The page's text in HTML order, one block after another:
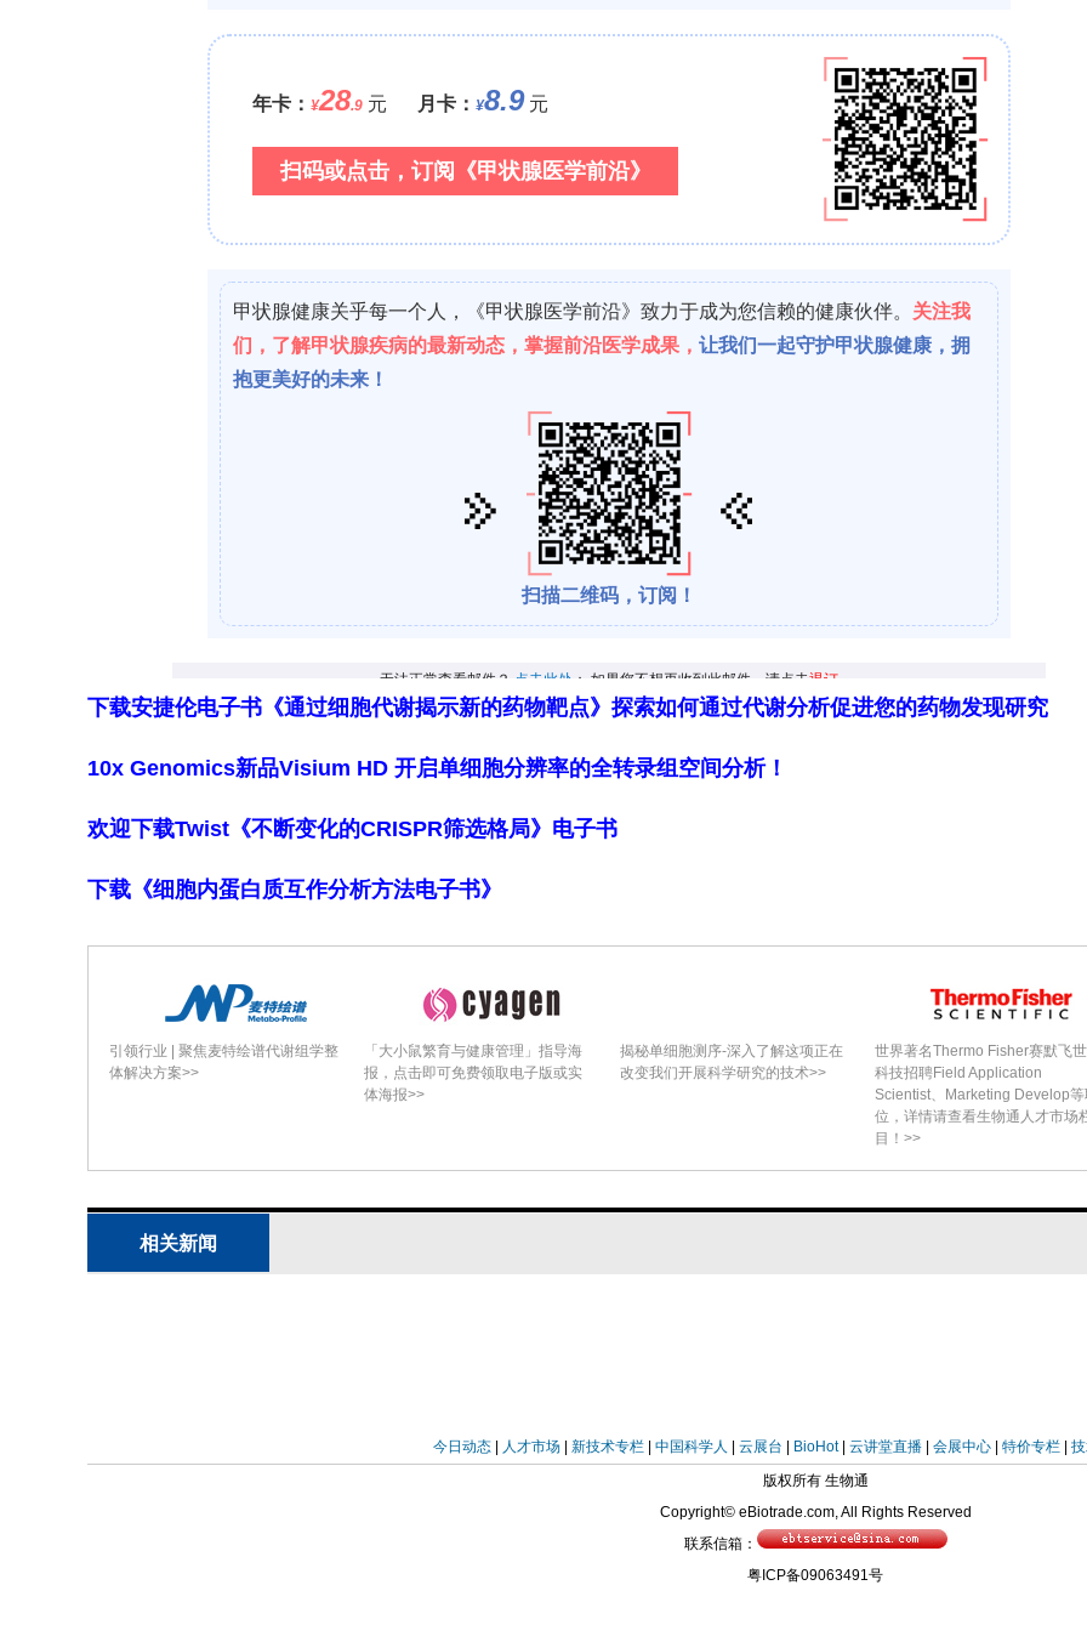
0.96）。扁桃体大小与OAHI降幅呈弱相关（R = 0.11, p = 0.035），腺样体大小无显著相关性。
3.2. Changes in PSG parameters in children operated with tonsillotomy（扁桃体
部分切除术患儿PSG参数变化）
TT组26例术后OAHI由中位23.1 h?1（IQR 6.3–45.2）降至1.8 h ?1（IQR 0.2–8.5）（p <
0.0001），35%达OAHI < 1 h 。TT组与TE组各PSG参数变化幅度无统计学差异
（OAHI降幅p = 0.45；ODI≥3OAH降幅p = 0.34；WOB降幅p = 0.18），仅REM期OAHI改善TT组大于TE
（p = 0.03），研究者认为可能受TE组样本量小影响而无明确临床意义。
3.3. Changes in the treatment of OSA after surgery（术后OSA治疗方式的变化）
术前15例(45%)使用无创通气(non?invasive ventilation, NIV)，术后6例(40%)成功停用
NIV；3例使用高流量鼻导管吸氧者中1例停用；2例需 supplemental oxygen者均停用。2例
曾因OSA影响拔管而行气管切开者，术后OSA改善后均成功拔管。
3.4. Complications after surgery（术后并发症）
TT组无术后出血；TE组1例(14%)发生术后出血需手术室止血并继发肺炎。TT组4例延迟出院
（呼吸费力、发热腹泻、尿潴留各原因），均无严重远期并发症。
研究人员指出，本研究中几乎所有伴合并症患儿术后阻塞及OSA指标均改善，中位OAHI从约
?1 ?1
部分患儿扁桃体不大（Brodsky分级2级占48%），OAHI仍获显著改善，提示在上气道本已
善上等效，而TT出血风险更低，对麻醉风险高的合并症患儿更具优势。40%术前需NIV者可
用，支持手术作为此类患儿一线干预选项。局限性为回顾性设计及异质性小样本，但研究对象
本研究中近所有患儿OSA获缓解或减轻。术前需通气支持者中40%可停用。尽管合并症患儿
术期风险较高，但单次手术可使OSA缓解使其获益。即便切除相对较小的扁桃体和腺样体也
致OSA显著改善。扁桃体部分切除术(tonsillotomy, TT)使PSG参数高度显著改善，且与扁桃
打赏
下载安捷伦电子书《通过细胞代谢揭示新的药物靶点》探索如何通过代谢分析促进您的药物发现研究
10x Genomics新品Visium HD 开启单细胞分辨率的全转录组空间分析！
欢迎下载Twist《不断变化的CRISPR筛选格局》电子书
下载《细胞内蛋白质互作分析方法电子书》
引领行业 | 聚焦麦特绘谱代谢组学整
体解决方案>>
「大小鼠繁育与健康管理」指导海
报，点击即可免费领取电子版或实
体海报>>
揭秘单细胞测序-深入了解这项正在
改变我们开展科学研究的技术>>
世界著名Thermo Fisher赛默飞
科技招聘Field Application
Scientist、Marketing Develop等
位，详情请查看生物通人才市场
目！>>
相关新闻
今日动态| 人才市场| 新技术专栏| 中国科学人 云展台 BioHot| 云讲堂直播| 会展中心| 特价专栏|
版权所有 生物通
Copyright© eBiotrade.com, All Rights Reserved
联系信箱：
粤ICP备09063491号